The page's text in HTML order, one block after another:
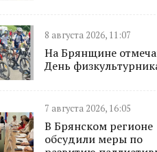
8 августа 2026, 11:07
На Брянщине
День
7 августа 2026, 16:05
В Брянском регионе
обсудили меры по